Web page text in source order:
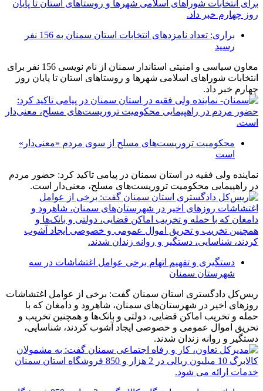
براری: تعداد نامزدهای انتخابات استان سمنان به 156 نفر
رسید
معاون سیاسی و امنیتی استاندار سمنان از نام نویسی 156 نفر برای
انتخابات شوراهای اسلامی شهرها و روستاهای استان تا پایان روز
چهارم خبر داد.
محکومیت تروریست‌های مسلح از سوی مردم «معنی‌دار»
است
نماینده ولی فقیه در استان سمنان در پیامی تاکید کرد: حضور مردم
در راهپیمایی محکومیت تروریست‌های مسلح، معنی‌دار است.
دستگیری و تفهیم اتهام برخی عوامل اغتشاشات در سه
شهرستان سمنان
ریس‌کل دادگستری استان سمنان گفت: برخی از عوامل اغتشاشات
روزهای اخیر در شهرستان‌های سمنان، شاهرود و دامغان که با
حمله و تخریب اماکن قضایی، دولتی و بانک‌ها و همچنین تخریب و
تحریق اموال عمومی و خصوصی ایجاد آشوب کردند، شناسایی،
دستگیر و روانه زندان شدند.